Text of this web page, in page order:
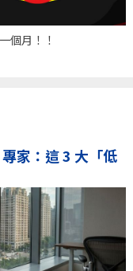
個月！！
家：這 3 大「低